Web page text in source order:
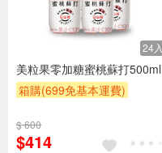
24入
美粒果零加糖蜜桃蘇打500ml
箱購(699免基本運費)
滿額9折
$ 600
$414